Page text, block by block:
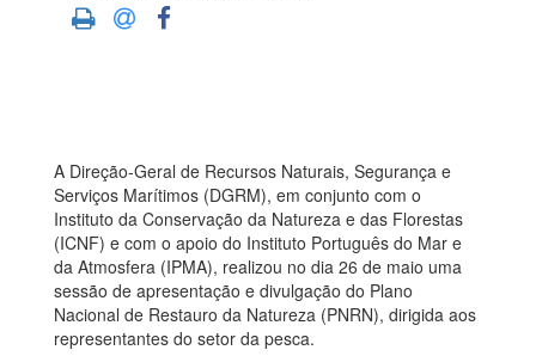
A Direção-Geral de Recursos Naturais, Segurança e
Serviços Marítimos (DGRM), em conjunto com o
Instituto da Conservação da Natureza e das Florestas
(ICNF) e com o apoio do Instituto Português do Mar e
da Atmosfera (IPMA), realizou no dia 26 de maio uma
sessão de apresentação e divulgação do Plano
Nacional de Restauro da Natureza (PNRN), dirigida aos
representantes do setor da pesca.